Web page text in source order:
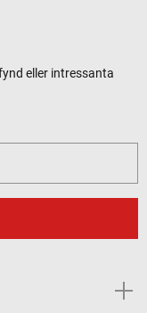
eller intressanta